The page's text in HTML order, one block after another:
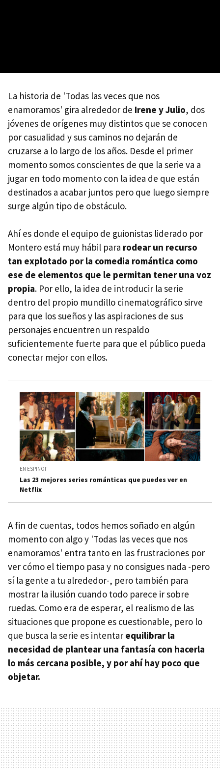
La historia de 'Todas las veces que nos
enamoramos' gira alrededor de Irene y Julio, dos
jóvenes de orígenes muy distintos que se conocen
por casualidad y sus caminos no dejarán de
cruzarse a lo largo de los años. Desde el primer
momento somos conscientes de que la serie va a
jugar en todo momento con la idea de que están
destinados a acabar juntos pero que luego siempre
surge algún tipo de obstáculo.
Ahí es donde el equipo de guionistas liderado por
Montero está muy hábil para rodear un recurso
tan explotado por la comedia romántica como
ese de elementos que le permitan tener una voz
propia. Por ello, la idea de introducir la serie
dentro del propio mundillo cinematográfico sirve
para que los sueños y las aspiraciones de sus
personajes encuentren un respaldo
suficientemente fuerte para que el público pueda
conectar mejor con ellos.
EN ESPINOF
Las 23 mejores series románticas que puedes ver en
Netflix
A fin de cuentas, todos hemos soñado en algún
momento con algo y 'Todas las veces que nos
enamoramos' entra tanto en las frustraciones por
ver cómo el tiempo pasa y no consigues nada -pero
sí la gente a tu alrededor-, pero también para
mostrar la ilusión cuando todo parece ir sobre
ruedas. Como era de esperar, el realismo de las
situaciones que propone es cuestionable, pero lo
que busca la serie es intentar equilibrar la
necesidad de plantear una fantasía con hacerla
lo más cercana posible, y por ahí hay poco que
objetar.